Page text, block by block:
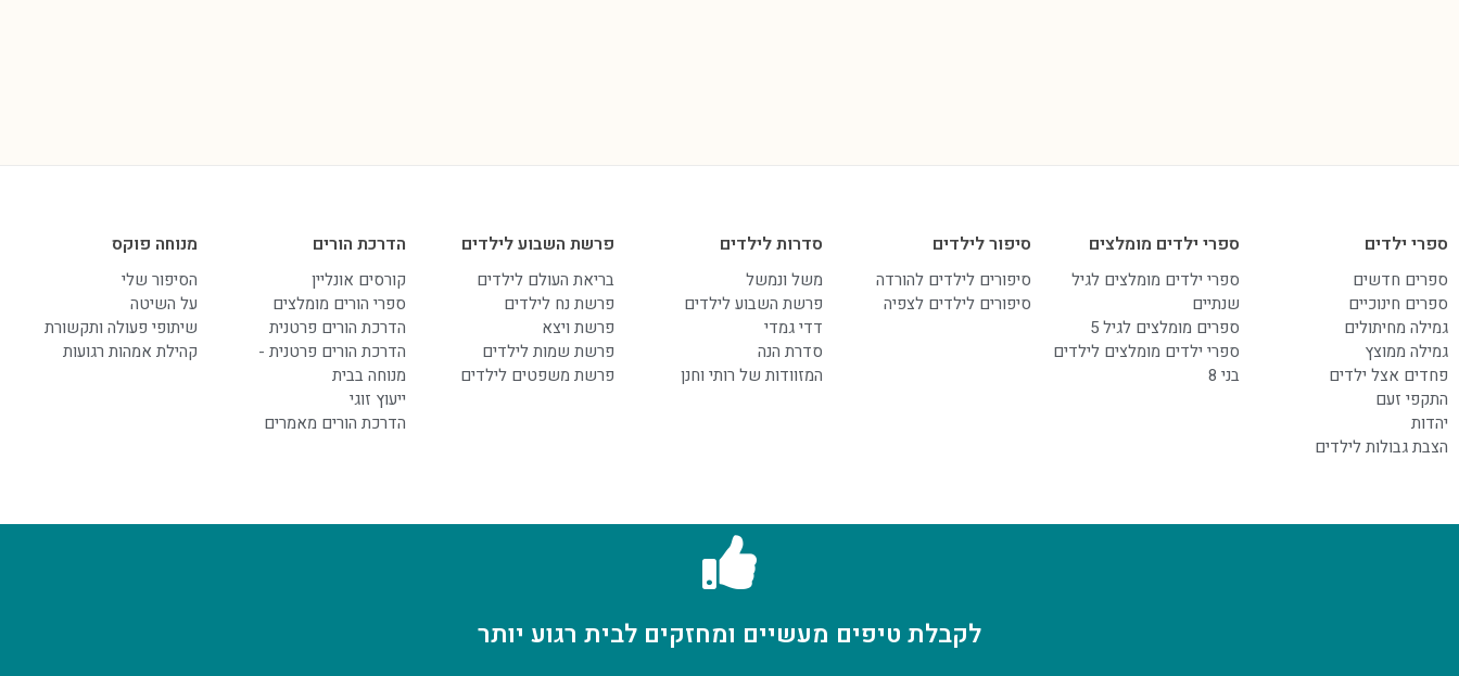
ספרי ילדים
ספרים חדשים
ספרים חינוכיים
גמילה מחיתולים
גמילה ממוצץ
פחדים אצל ילדים
התקפי זעם
יהדות
הצבת גבולות לילדים
ספרי ילדים מומלצים
ספרי ילדים מומלצים לגיל
שנתיים
ספרים מומלצים לגיל 5
ספרי ילדים מומלצים לילדים
בני 8
סיפור לילדים
סיפורים לילדים להורדה
סיפורים לילדים לצפיה
סדרות לילדים
משל ונמשל
פרשת השבוע לילדים
דדי גמדי
סדרת הנה
המזוודות של רותי וחנן
פרשת השבוע לילדים
בריאת העולם לילדים
פרשת נח לילדים
פרשת ויצא
פרשת שמות לילדים
פרשת משפטים לילדים
הדרכת הורים
קורסים אונליין
ספרי הורים מומלצים
הדרכת הורים פרטנית
הדרכת הורים פרטנית -
מנוחה בבית
ייעוץ זוגי
הדרכת הורים מאמרים
מנוחה פוקס
הסיפור שלי
על השיטה
שיתופי פעולה ותקשורת
קהילת אמהות רגועות
לקבלת טיפים מעשיים ומחזקים לבית רגוע יותר